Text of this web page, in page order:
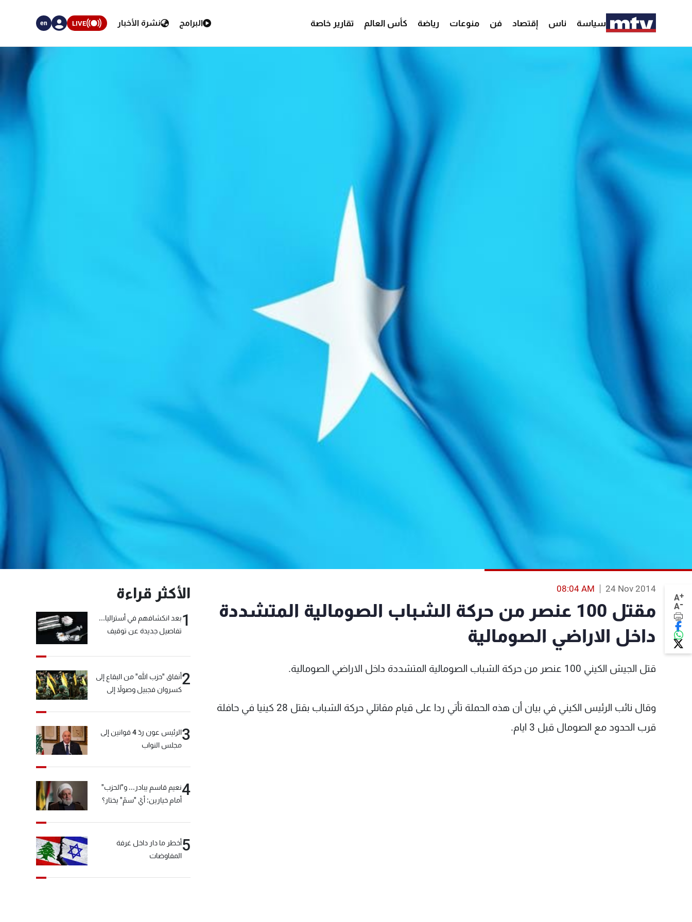
سياسة ناس إقتصاد فن منوعات رياضة كأس العالم تقارير خاصة البرامج نشرة الأخبار LIVE
en
A+
A-
24 Nov 2014
08:04 AM
مقتل 100 عنصر من حركة الشباب الصومالية المتشددة
داخل الاراضي الصومالية
قتل الجيش الكيني 100 عنصر من حركة الشباب الصومالية المتشددة داخل الاراضي الصومالية.
وقال نائب الرئيس الكيني في بيان أن هذه الحملة تأتي ردا على قيام مقاتلي حركة الشباب بقتل 28 كينيا في حافلة
قرب الحدود مع الصومال قبل 3 ايام.
الأكثر قراءة
1بعد انكشافهم في أستراليا...
تفاصيل جديدة عن توقيف
2أنفاق "حزب الله" من البقاع إلى
كسروان فجبيل وصولاً إلى
3
الرئيس عون ردّ 4 قوانين إلى
مجلس النواب
4نعيم قاسم يبادر... و"الحزب"
أمام خيارين: أيّ "سمّ" يختار؟
5أخطر ما دار داخل غرفة
المفاوضات